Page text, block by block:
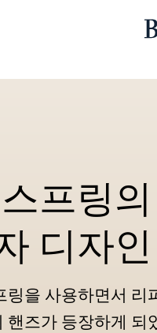
프링
디자인
링을 사용하면서 리
핸즈가 등장하게 되